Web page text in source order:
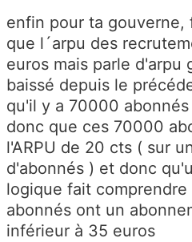
enfin pour ta gouverne,
que l´arpu des
euros mais parle d'arpu
baissé depuis le
qu'il y a 70000
donc que ces 70000
l'ARPU de 20 cts ( sur
d'abonnés ) et donc
logique fait
abonnés ont un
inférieur à 35 euros